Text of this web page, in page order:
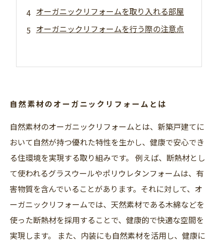
オーガニックリフォームを取り入れる部屋
オーガニックリフォームを行う際の注意点
自然素材のオーガニックリフォームとは
自然素材のオーガニックリフォームとは、新築戸建てに
おいて自然が持つ優れた特性を生かし、健康で安心でき
る住環境を実現する取り組みです。 例えば、断熱材とし
て使われるグラスウールやポリウレタンフォームは、有
害物質を含んでいることがあります。それに対して、オ
ーガニックリフォームでは、天然素材である木綿などを
使った断熱材を採用することで、健康的で快適な空間を
実現します。 また、内装にも自然素材を活用し、健康に